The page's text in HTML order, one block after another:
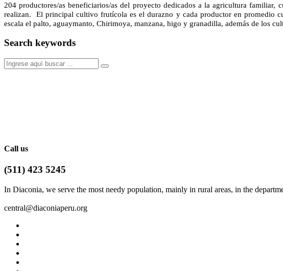
204 productores/as beneficiarios/as del proyecto dedicados a la agricultura familiar,
realizan. El principal cultivo frutícola es el durazno y cada productor en promedio
escala el palto, aguaymanto, Chirimoya, manzana, higo y granadilla, además de los
Search keywords
Call us
(511) 423 5245
In Diaconia, we serve the most needy population, mainly in rural areas, in the
central@diaconiaperu.org